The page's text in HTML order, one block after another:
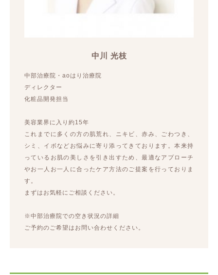
中川 光枝
中部治療院・aoはり治療院
ディレクター
化粧品開発担当
美容業界に入り約15年
これまでに多くの方の肌荒れ、ニキビ、赤み、ごわつき、
シミ、イボなどお悩みに寄り添ってきております。本来持
っているお肌の美しさを引き出すため、最適なアプローチ
やお一人お一人に合ったケア方法のご提案を行っておりま
す。
まずはお気軽にご相談ください。
※中部治療院での空き状況の詳細
ご予約のご希望はお問い合わせください。